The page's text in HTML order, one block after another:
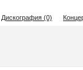
Дискография (0)